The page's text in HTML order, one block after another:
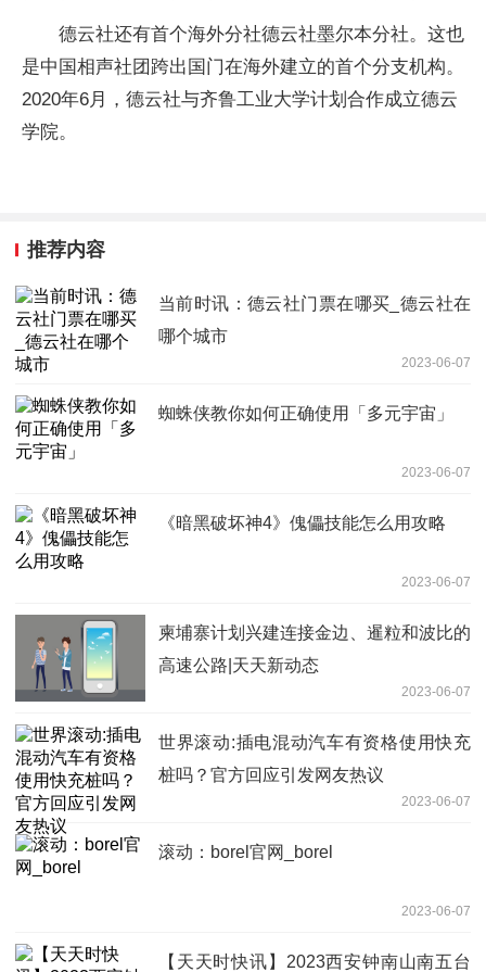
德云社还有首个海外分社德云社墨尔本分社。这也
是中国相声社团跨出国门在海外建立的首个分支机构。
2020年6月，德云社与齐鲁工业大学计划合作成立德云
学院。
推荐内容
当前时讯：德云社门票在哪买_德云社在
哪个城市
2023-06-07
蜘蛛侠教你如何正确使用「多元宇宙」
2023-06-07
《暗黑破坏神4》傀儡技能怎么用攻略
2023-06-07
柬埔寨计划兴建连接金边、暹粒和波比的
高速公路|天天新动态
2023-06-07
世界滚动:插电混动汽车有资格使用快充
桩吗？官方回应引发网友热议
2023-06-07
滚动：borel官网_borel
2023-06-07
【天天时快讯】2023西安钟南山南五台